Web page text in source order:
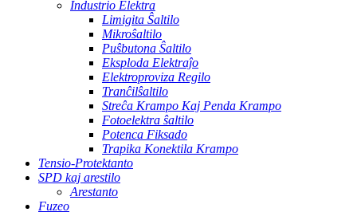
Industrio Elektra
Limigita Ŝaltilo
Mikroŝaltilo
Puŝbutona Ŝaltilo
Eksploda Elektraĵo
Elektroproviza Regilo
Tranĉilŝaltilo
Streĉa Krampo Kaj Penda Krampo
Fotoelektra ŝaltilo
Potenca Fiksado
Trapika Konektila Krampo
Tensio-Protektanto
SPD kaj arestilo
Arestanto
Fuzeo